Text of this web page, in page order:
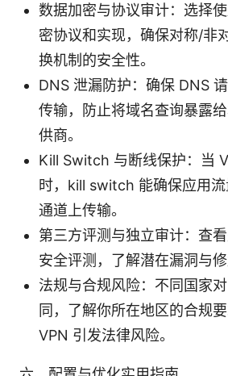
数据加密与协议审计：选择
密协议和实现，确保对称/非
换机制的安全性。
DNS 泄漏防护：确保 DNS
传输，防止将域名查询暴露
供商。
Kill Switch 与断线保护：当
时，kill switch 能确保应用
通道上传输。
第三方评测与独立审计：查
安全评测，了解潜在漏洞与修
法规与合规风险：不同国家
同，了解你所在地区的合规
VPN 引发法律风险。